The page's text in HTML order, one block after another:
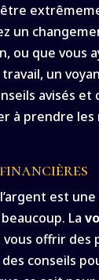
un
ou que vous
un
avisés et
à prendre les
est
La
offrir des
conseils